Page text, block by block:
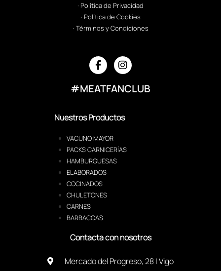
· Política de Privacidad
· Política de Cookies
· Términos y Condiciones
#MEATFANCLUB
Nuestros Productos
VACUNO MAYOR
PACKS CARNICERÍAS
HAMBURGUESAS
ELABORADOS
COCINADOS
CHULETONES
CARNES
BARBACOAS
Contacta con nosotros
Mercado del Progreso, 28 | Vigo